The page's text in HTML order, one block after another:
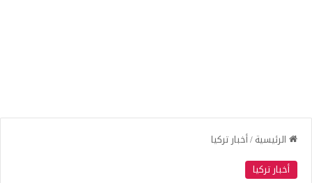
الرئيسية/أخبار تركيا
أخبار تركيا